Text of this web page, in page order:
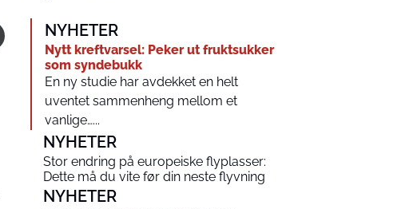
NYHETER
Nytt kreftvarsel: Peker ut fruktsukker
som syndebukk
En ny studie har avdekket en helt
uventet sammenheng mellom et
vanlige…...
NYHETER
Stor endring på europeiske flyplasser:
Dette må du vite før din neste flyvning
NYHETER